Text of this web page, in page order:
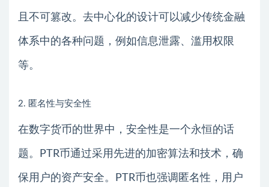
且不可篡改。去中心化的设计可以减少传统金融
体系中的各种问题，例如信息泄露、滥用权限
等。
2. 匿名性与安全性
在数字货币的世界中，安全性是一个永恒的话
题。PTR币通过采用先进的加密算法和技术，确
保用户的资产安全。PTR币也强调匿名性，用户